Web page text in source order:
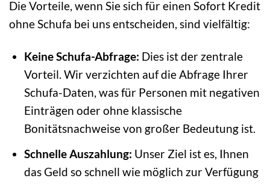
Die Vorteile, wenn Sie sich für einen Sofort Kredit
ohne Schufa bei uns entscheiden, sind vielfältig:
Keine Schufa-Abfrage: Dies ist der zentrale
Vorteil. Wir verzichten auf die Abfrage Ihrer
Schufa-Daten, was für Personen mit negativen
Einträgen oder ohne klassische
Bonitätsnachweise von großer Bedeutung ist.
Schnelle Auszahlung: Unser Ziel ist es, Ihnen
das Geld so schnell wie möglich zur Verfügung